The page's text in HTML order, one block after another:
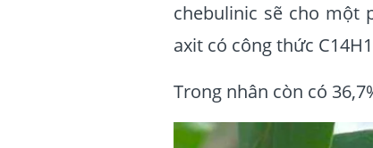
chebulinic sẽ cho một
axit có công thức
Trong nhân còn có